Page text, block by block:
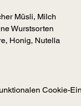
Müsli, Milch
Wurstsorten
Honig, Nutella
Cookie-